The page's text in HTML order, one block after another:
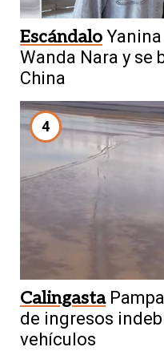
Escándalo
Wanda Nara y se
China
4
Calingasta
de ingresos
vehículos